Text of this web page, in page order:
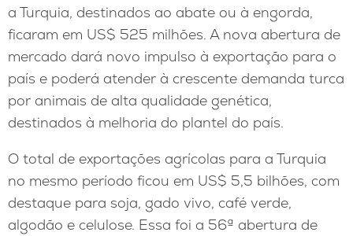
a Turquia, destinados ao abate ou à engorda,
ficaram em US$ 525 milhões. A nova abertura de
mercado dará novo impulso à exportação para o
país e poderá atender à crescente demanda turca
por animais de alta qualidade genética,
destinados à melhoria do plantel do país.
O total de exportações agrícolas para a Turquia
no mesmo período ficou em US$ 5,5 bilhões, com
destaque para soja, gado vivo, café verde,
algodão e celulose. Essa foi a 56ª abertura de